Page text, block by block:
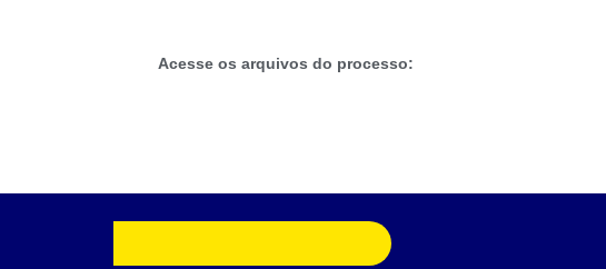
Acesse os arquivos do processo: